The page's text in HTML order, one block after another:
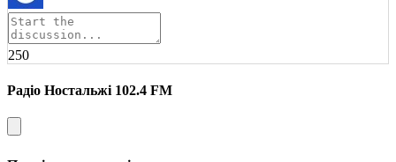
250
Радіо Ностальжі 102.4 FM